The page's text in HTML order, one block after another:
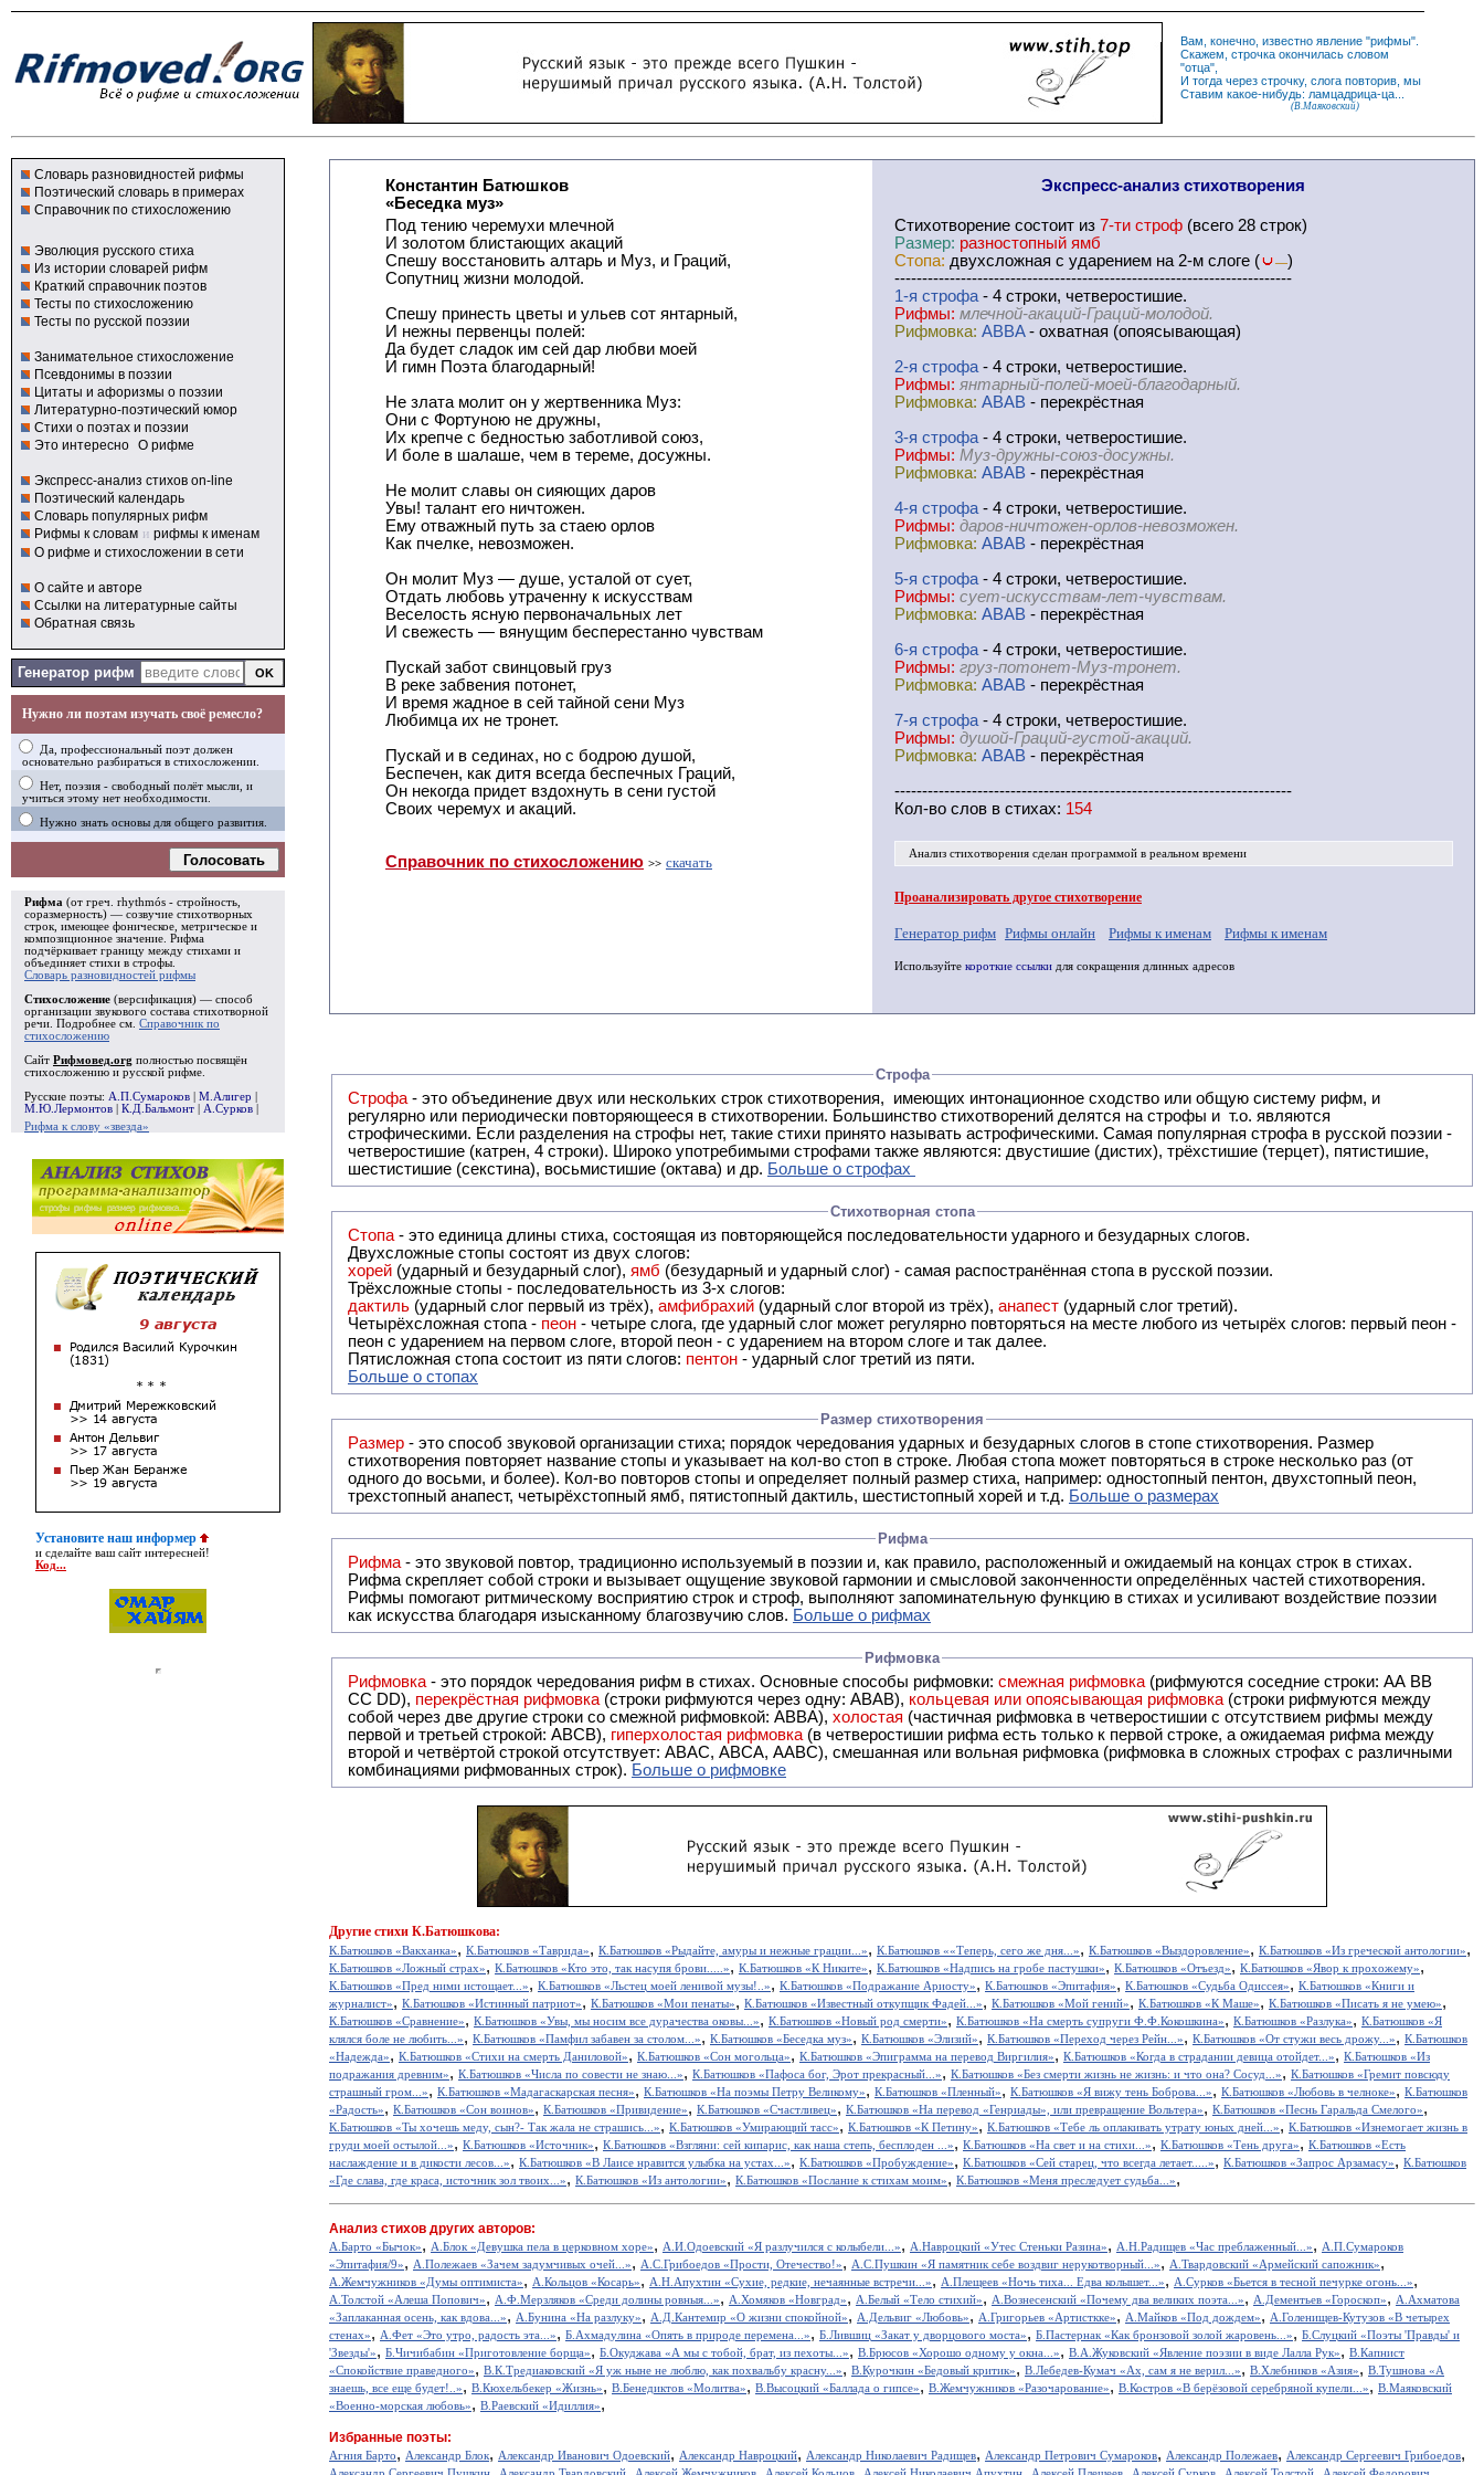
Вам, конечно, известно явление "рифмы".
Скажем, строчка окончилась словом
"отца",
И тогда через строчку, слога повторив, мы
Ставим какое-нибудь: ламцадрица-ца...
(В.Маяковский)
Словарь разновидностей рифмы
Поэтический словарь в примерах
Справочник по стихосложению
Эволюция русского стиха
Из истории словарей рифм
Краткий справочник поэтов
Тесты по стихосложению
Тесты по русской поэзии
Занимательное стихосложение
Псевдонимы в поэзии
Цитаты и афоризмы о поэзии
Литературно-поэтический юмор
Стихи о поэтах и поэзии
Это интересно О рифме
Экспресс-анализ стихов on-line
Поэтический календарь
Словарь популярных рифм
Рифмы к словам и рифмы к именам
О рифме и стихосложении в сети
О сайте и авторе
Ссылки на литературные сайты
Обратная связь
Генератор рифм
Нужно ли поэтам изучать своё ремесло?
Да, профессиональный поэт должен
основательно разбираться в стихосложении.
Нет, поэзия - свободный полёт мысли, и
учиться этому нет необходимости.
Нужно знать основы для общего развития.
Голосовать
Рифма (от греч. rhythmós - стройность,
соразмерность) — созвучие стихотворных
строк, имеющее фоническое, метрическое и
композиционное значение. Рифма
подчёркивает границу между стихами и
объединяет стихи в строфы
Словарь разновидностей рифмы
Стихосложение (версификация) — способ
организации звукового состава стихотворной
речи. Подробнее см. Справочник по
стихосложению
Сайт Рифмовед.org полностью посвящён
стихосложению и русской рифме.
Русские поэты: А.П.Сумароков М.Алигер
М.Ю.Лермонтов
К.Д.Бальмонт А.Сурков
Рифма к слову «звезда»
Установите наш информер
и сделайте ваш сайт интересней!
Код...
Константин Батюшков
«Беседка муз»
Под тению черемухи млечной
И золотом блистающих акаций
Спешу восстановить алтарь и Муз, и Граций,
Сопутниц жизни молодой.
Спешу принесть цветы и ульев сот янтарный,
И нежны первенцы полей:
Да будет сладок им сей дар любви моей
И гимн Поэта благодарный!
Не злата молит он у жертвенника Муз:
Они с Фортуною не дружны,
Их крепче с бедностью заботливой союз,
И боле в шалаше, чем в тереме, досужны.
Не молит славы он сияющих даров
Увы! талант его ничтожен.
Ему отважный путь за стаею орлов
Как пчелке, невозможен.
Он молит Муз — душе, усталой от сует,
Отдать любовь утраченну к искусствам
Веселость ясную первоначальных лет
И свежесть — вянущим бесперестанно чувствам
Пускай забот свинцовый груз
В реке забвения потонет,
И время жадное в сей тайной сени Муз
Любимца их не тронет.
Пускай и в сединах, но с бодрою душой,
Беспечен, как дитя всегда беспечных Граций,
Он некогда придет вздохнуть в сени густой
Своих черемух и акаций.
Справочник по стихосложению >> скачать
Экспресс-анализ стихотворения
Cтихотворение состоит из 7-ти строф (всего 28 строк)
Размер: разностопный ямб
Стопа: двухсложная с ударением на 2-м слоге ( —)
------------------------------------------------------------------------
1-я cтрофа - 4 строки, четверостишие.
Рифмы: млечной-акаций-Граций-молодой.
Рифмовка: ABBA- охватная (опоясывающая)
2-я cтрофа - 4 строки, четверостишие.
Рифмы: янтарный-полей-моей-благодарный.
Рифмовка: ABAB - перекрёстная
3-я cтрофа - 4 строки, четверостишие.
Рифмы: Муз-дружны-союз-досужны.
Рифмовка: ABAB - перекрёстная
4-я cтрофа - 4 строки, четверостишие.
Рифмы: даров-ничтожен-орлов-невозможен.
Рифмовка: ABAB - перекрёстная
5-я cтрофа - 4 строки, четверостишие.
Рифмы: сует-искусствам-лет-чувствам.
Рифмовка: ABAB - перекрёстная
6-я cтрофа - 4 строки, четверостишие.
Рифмы: груз-потонет-Муз-тронет.
Рифмовка: ABAB - перекрёстная
7-я cтрофа - 4 строки, четверостишие.
Рифмы: душой-Граций-густой-акаций.
Рифмовка: ABAB - перекрёстная
------------------------------------------------------------------------
Кол-во слов в стихах: 154
Анализ стихотворениясделан программой в реальном времени
Проанализировать другое стихотворение
Генератор рифм Рифмы онлайн Рифмы к именам Рифмы к именам
Используйте короткие ссылки для сокращения длинных адресов
Строфа
Строфа - это объединение двух или нескольких строк стихотворения, имеющих интонационное сходство или общую систему рифм, и
регулярно или периодически повторяющееся в стихотворении. Большинство стихотворений делятся на строфы и т.о. являются
строфическими. Если разделения на строфы нет, такие стихи принято называть астрофическими. Самая популярная строфа в русской поэзии -
четверостишие (катрен, 4 строки). Широко употребимыми строфами также являются: двустишие (дистих), трёхстишие (терцет), пятистишие,
шестистишие (секстина), восьмистишие (октава) и др. Больше о строфах
Стихотворная стопа
Стопа - это единица длины стиха, состоящая из повторяющейся последовательности ударного и безударных слогов.
Двухсложные стопы состоят из двух слогов:
хорей (ударный и безударный слог), ямб (безударный и ударный слог) - самая распостранённая стопа в русской поэзии.
Трёхсложные стопы - последовательность из 3-х слогов:
дактиль (ударный слог первый из трёх), амфибрахий (ударный слог второй из трёх), анапест (ударный слог третий).
Четырёхсложная стопа - пеон - четыре слога, где ударный слог может регулярно повторяться на месте любого из четырёх слогов: первый пеон -
пеон с ударением на первом слоге, второй пеон - с ударением на втором слоге и так далее.
Пятисложная стопа состоит из пяти слогов: пентон - ударный слог третий из пяти.
Больше о стопах
Размер стихотворения
Размер - это способ звуковой организации стиха; порядок чередования ударных и безударных слогов в стопе стихотворения. Размер
стихотворения повторяет название стопы и указывает на кол-во стоп в строке. Любая стопа может повторяться в строке несколько раз (от
одного до восьми, и более). Кол-во повторов стопы и определяет полный размер стиха, например: одностопный пентон, двухстопный пеон,
трехстопный анапест, четырёхстопный ямб, пятистопный дактиль, шестистопный хорей и т.д. Больше о размерах
Рифма
Рифма
- это звуковой повтор, традиционно используемый в поэзии и, как правило, расположенный и ожидаемый на концах строк в стихах.
Рифма скрепляет собой строки и вызывает ощущение звуковой гармонии и смысловой законченности определённых частей стихотворения.
Рифмы помогают ритмическому восприятию строк и строф, выполняют запоминательную функцию в стихах и усиливают воздействие поэзии
как искусства благодаря изысканному благозвучию слов. Больше о рифмах
Рифмовка
Рифмовка - это порядок чередования рифм в стихах. Основные способы рифмовки: смежная рифмовка (рифмуются соседние строки: AA ВВ
СС DD), перекрёстная рифмовка (строки рифмуются через одну: ABAB), кольцевая или опоясывающая рифмовка (строки рифмуются между
собой через две другие строки со смежной рифмовкой: ABBA), холостая (частичная рифмовка в четверостишии с отсутствием рифмы между
первой и третьей строкой: АBCB), гиперхолостая рифмовка (в четверостишии рифма есть только к первой строке, а ожидаемая рифма между
второй и четвёртой строкой отсутствует: ABAC, ABCA, AABC), смешанная или вольная рифмовка (рифмовка в сложных строфах с различными
комбинациями рифмованных строк). Больше о рифмовке
Другие стихи К.Батюшкова:
К.Батюшков «Вакханка», К.Батюшков «Таврида», К.Батюшков «Рыдайте, амуры и нежные грации...», К.Батюшков ««Теперь, сего же дня...», К.Батюшков «Выздоровление», К.Батюшков «Из греческой антологии»,
К.Батюшков «Ложный страх», К.Батюшков «Кто это, так насупя брови.....», К.Батюшков «К Никите», К.Батюшков «Надпись на гробе пастушки», К.Батюшков «Отъезд», К.Батюшков «Явор к прохожему»,
К.Батюшков «Пред ними истощает...», К.Батюшков «Льстец моей ленивой музы!..», К.Батюшков «Подражание Ариосту», К.Батюшков «Эпитафия», К.Батюшков «Судьба Одиссея», К.Батюшков «Книги и
журналист», К.Батюшков «Истинный патриот», К.Батюшков «Мои пенаты», К.Батюшков «Известный откупщик Фадей...», К.Батюшков «Мой гений», К.Батюшков «К Маше», К.Батюшков «Писать я не умею»,
К.Батюшков «Сравнение», К.Батюшков «Увы, мы носим все дурачества оковы...», К.Батюшков «Новый род смерти», К.Батюшков «На смерть супруги Ф.Ф.Кокошкина», К.Батюшков «Разлука», К.Батюшков «Я
клялся боле не любить...», К.Батюшков «Памфил забавен за столом...», К.Батюшков «Беседка муз», К.Батюшков «Элизий», К.Батюшков «Переход через Рейн...», К.Батюшков «От стужи весь дрожу...», К.Батюшков
«Надежда», К.Батюшков «Стихи на смерть Даниловой», К.Батюшков «Сон могольца», К.Батюшков «Эпиграмма на перевод Виргилия», К.Батюшков «Когда в страдании девица отойдет...», К.Батюшков «Из
подражания древним», К.Батюшков «Числа по совести не знаю...», К.Батюшков «Пафоса бог, Эрот прекрасный...», К.Батюшков «Без смерти жизнь не жизнь: и что она? Сосуд...», К.Батюшков «Гремит повсюду
страшный гром...», К.Батюшков «Мадагаскарская песня», К.Батюшков «На поэмы Петру Великому», К.Батюшков «Пленный», К.Батюшков «Я вижу тень Боброва...», К.Батюшков «Любовь в челноке», К.Батюшков
«Радость», К.Батюшков «Сон воинов», К.Батюшков «Привидение», К.Батюшков «Счастливец», К.Батюшков «На перевод «Генриады», или превращение Вольтера», К.Батюшков «Песнь Гаральда Смелого»,
К.Батюшков «Ты хочешь меду, сын?- Так жала не страшись...», К.Батюшков «Умирающий тасс», К.Батюшков «К Петину», К.Батюшков «Тебе ль оплакивать утрату юных дней...», К.Батюшков «Изнемогает жизнь в
груди моей остылой...», К.Батюшков «Источник», К.Батюшков «Взгляни: сей кипарис, как наша степь, бесплоден ...», К.Батюшков «На свет и на стихи...», К.Батюшков «Тень друга», К.Батюшков «Есть
наслаждение и в дикости лесов...», К.Батюшков «В Лаисе нравится улыбка на устах...», К.Батюшков «Пробуждение», К.Батюшков «Сей старец, что всегда летает.....», К.Батюшков «Запрос Арзамасу», К.Батюшков
«Где слава, где краса, источник зол твоих...», К.Батюшков «Из антологии», К.Батюшков «Послание к стихам моим», К.Батюшков «Меня преследует судьба...»,
Анализ стихов других авторов:
А.Барто «Бычок», А.Блок «Девушка пела в церковном хоре», А.И.Одоевский «Я разлучился с колыбели...», А.Навроцкий «Утес Cтеньки Разина», А.Н.Радищев «Час преблаженный...», А.П.Сумароков
«Эпитафия/9», А.Полежаев «Зачем задумчивых очей...», А.С.Грибоедов «Прости, Отечество!», А.С.Пушкин «Я памятник себе воздвиг нерукотворный...», А.Твардовский «Армейский сапожник»,
А.Жемчужников «Думы оптимиста», А.Кольцов «Косарь», А.Н.Апухтин «Сухие, редкие, нечаянные встречи...», А.Плещеев «Ночь тиха... Едва колышет...», А.Сурков «Бьется в тесной печурке огонь...»,
А.Толстой «Алеша Попович», А.Ф.Мерзляков «Среди долины ровныя...», А.Хомяков «Новград», А.Белый «Тело стихий», А.Вознесенский «Почему два великих поэта...», А.Дементьев «Гороскоп», А.Ахматова
«Заплаканная осень, как вдова...», А.Бунина «На разлуку», А.Д.Кантемир «О жизни спокойной», А.Дельвиг «Любовь», А.Григорьев «Артисткке», А.Майков «Под дождем», А.Голенищев-Кутузов «В четырех
стенах», А.Фет «Это утро, радость эта...», Б.Ахмадулина «Опять в природе перемена...», Б.Лившиц «Закат у дворцового моста», Б.Пастернак «Как бронзовой золой жаровень...», Б.Слуцкий «Поэты 'Правды' и
'Звезды'», Б.Чичибабин «Приготовление борща», Б.Окуджава «А мы с тобой, брат, из пехоты...», В.Брюсов «Хорошо одному у окна...», В.А.Жуковский «Явление поэзии в виде Лалла Рук», В.Капнист
«Спокойствие праведного», В.К.Тредиаковский «Я уж ныне не люблю, как похвальбу красну...», В.Курочкин «Бедовый критик», В.Лебедев-Кумач «Ах, сам я не верил...», В.Хлебников «Азия», В.Тушнова «А
знаешь, все еще будет!..», В.Кюхельбекер «Жизнь», В.Бенедиктов «Молитва», В.Высоцкий «Баллада о гипсе», В.Жемчужников «Разочарование», В.Костров «В берёзовой серебряной купели...», В.Маяковский
«Военно-морская любовь», В.Раевский «Идиллия»,
Избранные поэты:
Агния Барто, Александр Блок, Александр Иванович Одоевский, Александр Навроцкий, Александр Николаевич Радищев, Александр Петрович Сумароков, Александр Полежаев, Александр Сергеевич Грибоедов,